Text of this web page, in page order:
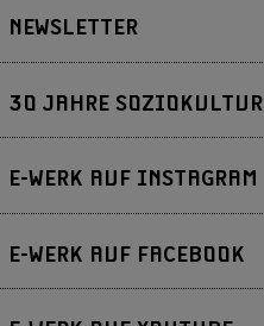
NEWSLETTER
30 JAHRE SOZIOKULTUR
E-WERK AUF INSTAGRAM
E-WERK AUF FACEBOOK